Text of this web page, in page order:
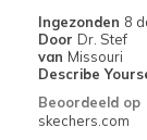
Ingezonden 8
Door Dr. Stef
van Missouri
Describe
Beoordeeld op
skechers.com